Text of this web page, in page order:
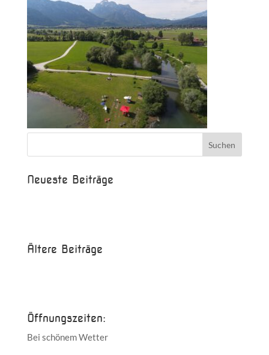
Neueste Beiträge
Ältere Beiträge
Öffnungszeiten:
Bei schönem Wetter